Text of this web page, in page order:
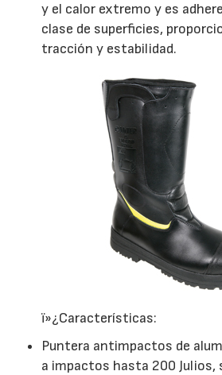
y el calor extremo y es
clase de superficies,
tracción y estabilidad.
ï»¿Características:
Puntera antimpactos de
a impactos hasta 200 Julios,